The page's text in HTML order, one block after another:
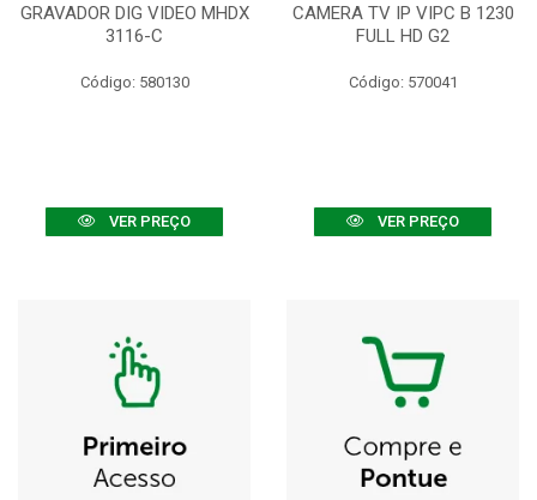
GRAVADOR DIG VIDEO MHDX
3116-C
Código: 580130
VER PREÇO
CAMERA TV IP VIPC B 1230
FULL HD G2
Código: 570041
VER PREÇO